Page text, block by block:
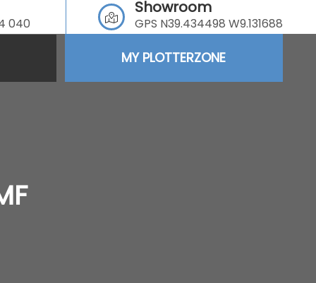
040
Showroom
GPS N39.434498 W9.131688
MY PLOTTERZONE